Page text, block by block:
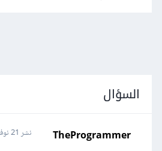
السؤال
TheProgrammer نشر 21 نوفمبر 2015